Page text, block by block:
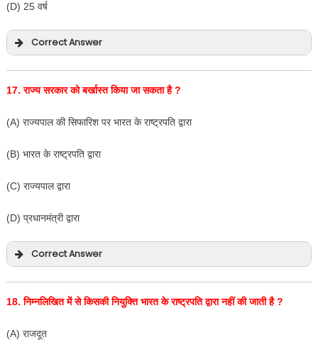
(D) 25 वर्ष
Correct Answer
17.राज्य सरकार को बर्खास्त किया जा सकता है?
(A) राज्यपाल की सिफारिश पर भारत के राष्ट्रपति द्वारा
(B) भारत के राष्ट्रपति द्वारा
(C) राज्यपाल द्वारा
(D) प्रधानमंत्री द्वारा
Correct Answer
18.निम्नलिखित में से किसकी नियुक्ति भारत के राष्ट्रपति द्वारा नहीं की जाती है?
(A) राजदूत